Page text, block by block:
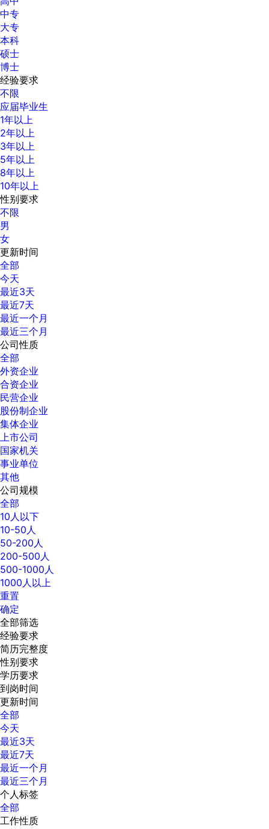
中专
大专
本科
硕士
博士
经验要求
不限
应届毕业生
1年以上
2年以上
3年以上
5年以上
8年以上
10年以上
性别要求
不限
男
女
更新时间
全部
今天
最近3天
最近7天
最近一个月
最近三个月
公司性质
全部
外资企业
合资企业
民营企业
股份制企业
集体企业
上市公司
国家机关
事业单位
其他
公司规模
全部
10人以下
10-50人
50-200人
200-500人
500-1000人
1000人以上
重置
确定
全部筛选
经验要求
简历完整度
性别要求
学历要求
到岗时间
更新时间
全部
今天
最近3天
最近7天
最近一个月
最近三个月
个人标签
全部
工作性质